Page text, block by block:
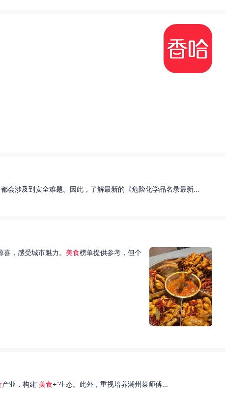
涉及到安全难题。因此，了解最新的《危险化学品名录最新...
喜，感受城市魅力。 美食榜单提供参考，但个
产业，构建“美食+”生态。此外，重视培养潮州菜师傅...